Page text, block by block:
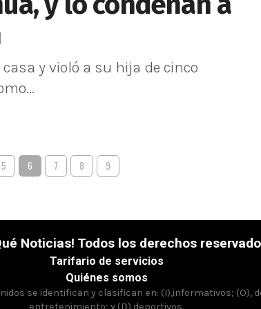
y violó a su hija de cinco
5 6 7 8 9
Noticias! Todos los derechos
Tarifario de servicios
Quiénes somos
se identifican y clasifican en: (I),informativos;
entretenimiento; y (D),deportivos.